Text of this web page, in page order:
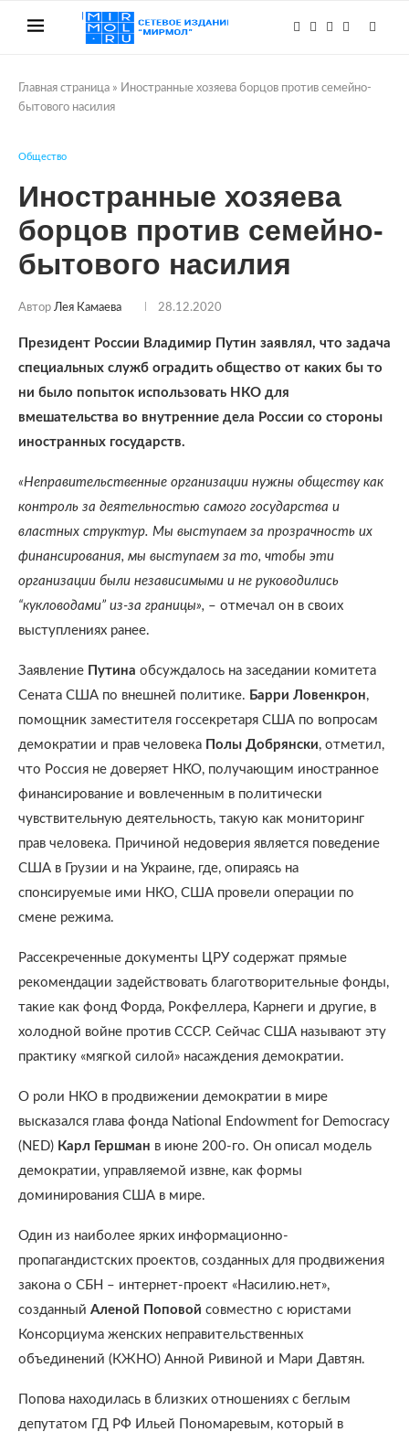
Главная страница » Иностранные хозяева борцов против семейно-
бытового насилия
Общество
Иностранные хозяева
борцов против семейно-
бытового насилия
Автор Лея Камаева 28.12.2020
Президент России Владимир Путин заявлял, что задача
специальных служб оградить общество от каких бы то
ни было попыток использовать НКО для
вмешательства во внутренние дела России со стороны
иностранных государств.
«Неправительственные организации нужны обществу как
контроль за деятельностью самого государства и
властных структур. Мы выступаем за прозрачность их
финансирования, мы выступаем за то, чтобы эти
организации были независимыми и не руководились
“кукловодами” из-за границы», – отмечал он в своих
выступлениях ранее.
Заявление Путина обсуждалось на заседании комитета
Сената США по внешней политике. Барри Ловенкрон,
помощник заместителя госсекретаря США по вопросам
демократии и прав человека Полы Добрянски, отметил,
что Россия не доверяет НКО, получающим иностранное
финансирование и вовлеченным в политически
чувствительную деятельность, такую как мониторинг
прав человека. Причиной недоверия является поведение
США в Грузии и на Украине, где, опираясь на
спонсируемые ими НКО, США провели операции по
смене режима.
Рассекреченные документы ЦРУ содержат прямые
рекомендации задействовать благотворительные фонды,
такие как фонд Форда, Рокфеллера, Карнеги и другие, в
холодной войне против СССР. Сейчас США называют эту
практику «мягкой силой» насаждения демократии.
О роли НКО в продвижении демократии в мире
высказался глава фонда National Endowment for Democracy
(NED) Карл Гершман в июне 200-го. Он описал модель
демократии, управляемой извне, как формы
доминирования США в мире.
Один из наиболее ярких информационно-
пропагандистских проектов, созданных для продвижения
закона о СБН – интернет-проект «Насилию.нет»,
созданный Аленой Поповой совместно с юристами
Консорциума женских неправительственных
объединений (КЖНО) Анной Ривиной и Мари Давтян.
Попова находилась в близких отношениях с беглым
депутатом ГД РФ Ильей Пономаревым, который в